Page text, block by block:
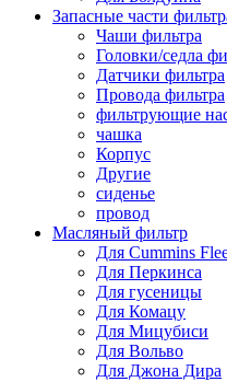
Запасные части
Чаши фильтра
Головки/седла
Датчики фильтра
Провода фильтра
фильтрующие
чашка
Корпус
Другие
сиденье
провод
Масляный фильтр
Для Cummins
Для Перкинса
Для гусеницы
Для Комацу
Для Мицубиси
Для Вольво
Для Джона Дира